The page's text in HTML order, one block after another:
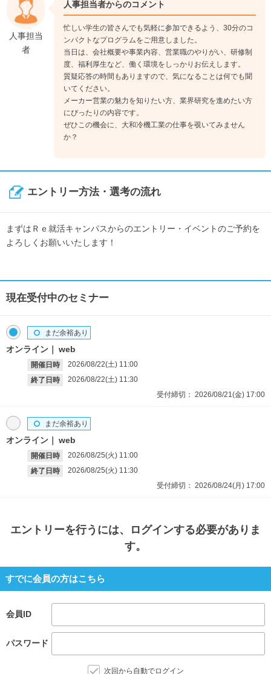
人事担当
者
人事担当者からのコメント
忙しい学生の皆さんでも気軽に参加できるよう、30分のコ
ンパクトなプログラムをご用意しました。
当日は、会社概要や事業内容、営業職のやりがい、研修制
度、福利厚生など、働く環境をしっかりお伝えします。
質疑応答の時間もありますので、気になることは何でも聞
いてください。
メーカー営業の魅力を知りたい方、業界研究を進めたい方
にぴったりの内容です。
ぜひこの機会に、大和冷機工業の仕事を覗いてみません
か？
エントリー方法・選考の流れ
まずはＲｅ就活キャンパスからのエントリー・イベントのご予約を
よろしくお願いいたします！
現在受付中のセミナー
オンライン web
開催日時 2026/08/22(土) 11:00
終了日時
2026/08/22(土) 11:30
まだ余裕あり
受付締切： 2026/08/21(金) 17:00
オンライン web
開催日時 2026/08/25(火) 11:00
終了日時
2026/08/25(火) 11:30
まだ余裕あり
受付締切： 2026/08/24(月) 17:00
エントリーを行うには、ログインする必要がありま
す。
すでに会員の方はこちら
会員ID
パスワード
次回から自動でログイン